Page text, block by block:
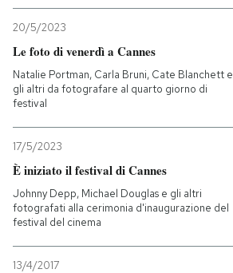
20/5/2023
Le foto di venerdì a Cannes
Natalie Portman, Carla Bruni, Cate Blanchett e
gli altri da fotografare al quarto giorno di
festival
17/5/2023
È iniziato il festival di Cannes
Johnny Depp, Michael Douglas e gli altri
fotografati alla cerimonia d'inaugurazione del
festival del cinema
13/4/2017